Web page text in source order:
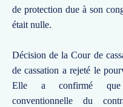
de protection due à son
était nulle.
Décision de la Cour de
de cassation a rejeté le
Elle a confirmé
conventionnelle du